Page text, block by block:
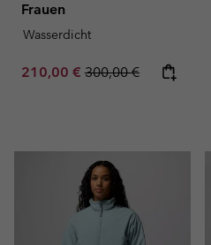
Frauen
Wasserdicht
Sale price:
210,00 € Regular price:
300,00 €